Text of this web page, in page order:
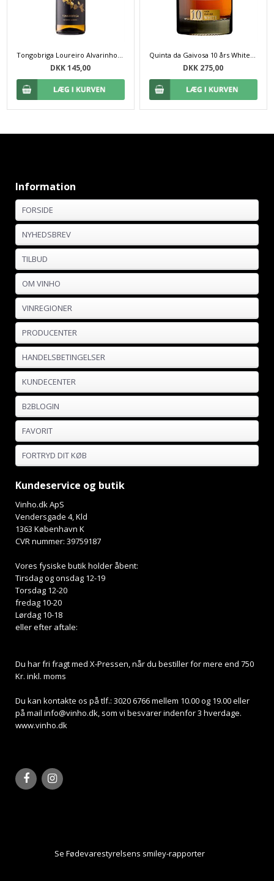
Tongobriga Loureiro Alvarinho 2025 - 75cl
DKK 145,00
Quinta da Gaivosa 10 års White Port - 50 cl
DKK 275,00
Information
FORSIDE
NYHEDSBREV
TILBUD
OM VINHO
VINREGIONER
PRODUCENTER
HANDELSBETINGELSER
KUNDECENTER
B2BLOGIN
FAVORIT
FORTRYD DIT KØB
Kundeservice og butik
Vinho.dk ApS
Vendersgade 4, Kld
1363 København K
CVR nummer: 39759187
Vores fysiske butik holder åbent:
Tirsdag og onsdag 12-19
Torsdag 12-20
fredag 10-20
Lørdag 10-18
eller efter aftale:
Du har fri fragt med X-Pressen, når du bestiller for mere end 750
Kr. inkl. moms
Du kan kontakte os på tlf.: 3020 6766 mellem 10.00 og 19.00 eller
på mailinfo@vinho.dk, som vi besvarer indenfor 3 hverdage.
www.vinho.dk
Se Fødevarestyrelsens smiley-rapporterHer